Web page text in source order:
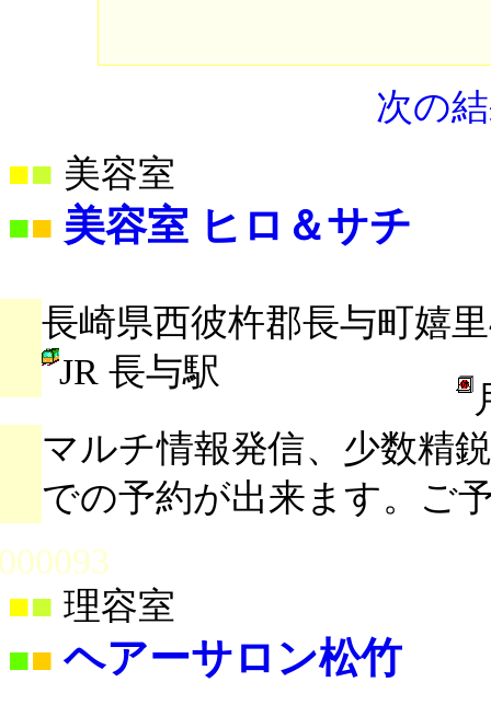
次の
■ 美容室
■■ 美容室 ヒロ＆サチ
長崎県西彼杵郡長与町嬉里
JR 長与駅
マルチ情報発信、少数精
での予約が出来ます。ご
■ 理容室
■■ ヘアーサロン松竹